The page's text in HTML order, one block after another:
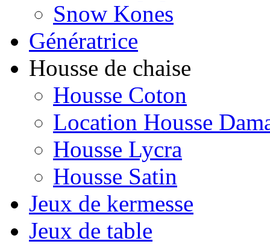
Snow Kones
Génératrice
Housse de chaise
Housse Coton
Location Housse
Housse Lycra
Housse Satin
Jeux de kermesse
Jeux de table